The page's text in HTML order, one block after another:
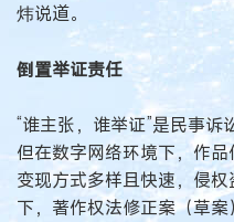
炜说道。
倒置举证责任
“谁主张，谁举证”是民事
但在数字网络环境下，作
变现方式多样且快速，侵
下，著作权法修正案（草